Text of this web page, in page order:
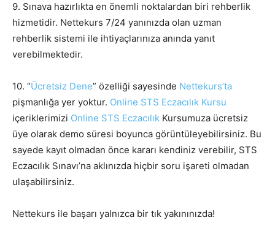
9. Sınava hazırlıkta en önemli noktalardan biri rehberlik
hizmetidir. Nettekurs 7/24 yanınızda olan uzman
rehberlik sistemi ile ihtiyaçlarınıza anında yanıt
verebilmektedir.
10. “Ücretsiz Dene” özelliği sayesinde Nettekurs’ta
pişmanlığa yer yoktur. Online STS Eczacılık Kursu
içeriklerimizi Online STS Eczacılık Kursumuza ücretsiz
üye olarak demo süresi boyunca görüntüleyebilirsiniz. Bu
sayede kayıt olmadan önce kararı kendiniz verebilir, STS
Eczacılık Sınavı’na aklınızda hiçbir soru işareti olmadan
ulaşabilirsiniz.
Nettekurs ile başarı yalnızca bir tık yakınınızda!